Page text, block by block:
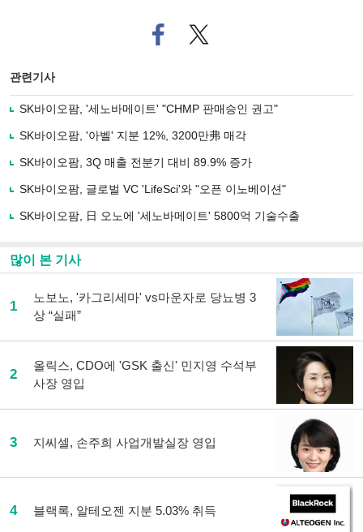
페
이
로
기
사
유
기
트위
터로
관련기사
SK바이오팜, '세노바메이트' "CHMP 판매승인 권고"
SK바이오팜, '아벨' 지분 12%, 3200만弗 매각
SK바이오팜, 3Q 매출 전분기 대비 89.9% 증가
SK바이오팜, 글로벌 VC 'LifeSci'와 "오픈 이노베이션"
SK바이오팜, 日 오노에 '세노바메이트' 5800억 기술수출
많이 본 기사
1
노보노, '카그리세마' vs마운자로 당뇨병 3
상 “실패”
2
올릭스, CDO에 'GSK 출신' 민지영 수석부
사장 영입
3 지씨셀, 손주희 사업개발실장 영입
4 블랙록, 알테오젠 지분 5.03% 취득